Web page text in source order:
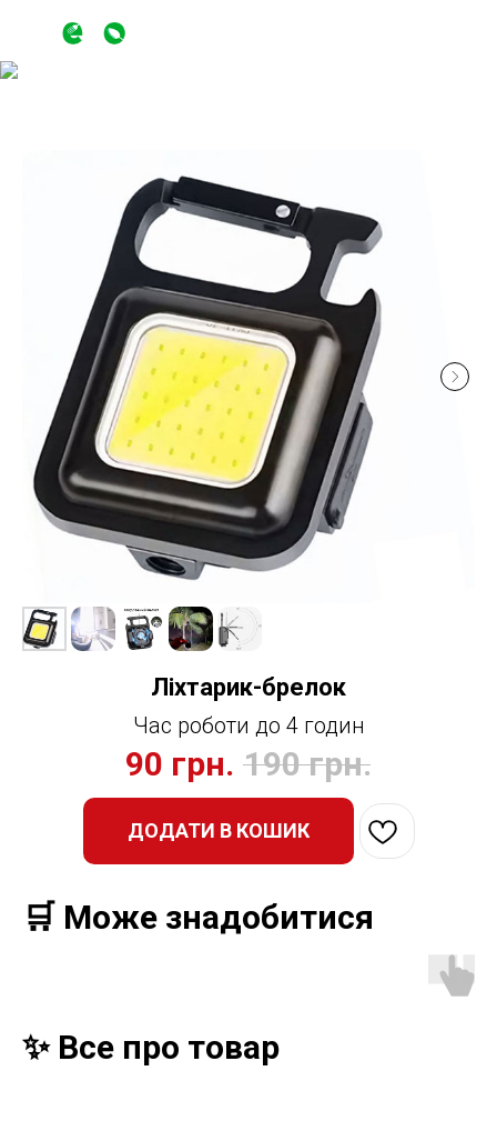
Ліхтарик-брелок
Час роботи до 4 годин
90 грн. 190 грн.
ДОДАТИ В КОШИК
🛒 Може знадобитися
✨ Все про товар